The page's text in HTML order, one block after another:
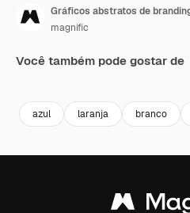
magnific
Você também pode gostar de
azul laranja branco